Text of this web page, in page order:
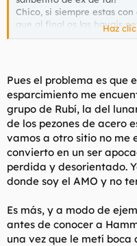
Chico, si siempre estas
que al final os las hayais
soluciona conociendo a
Yo creo que ayer viste la
delirando
saludos.
Haz
Pues el problema es que
esparcimiento me
grupo de Rubí, la del
de los pezones de acero
vamos a otro sitio no me
convierto en un ser
perdida y desorientado.
donde soy el AMO y no
Es más, y a modo de
antes de conocer a
una vez que le metí